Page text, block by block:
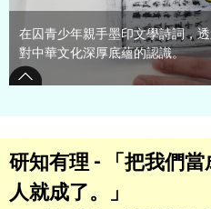
在囚青少年親手墨印文學詩詞，
對中華文化深厚底蘊的認識。
研知有理 - 「把我們當
人就成了。」